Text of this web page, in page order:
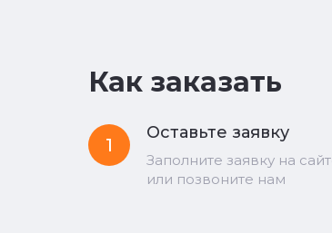
Как заказать
1
Оставьте заявку
Заполните заявку на
или позвоните нам